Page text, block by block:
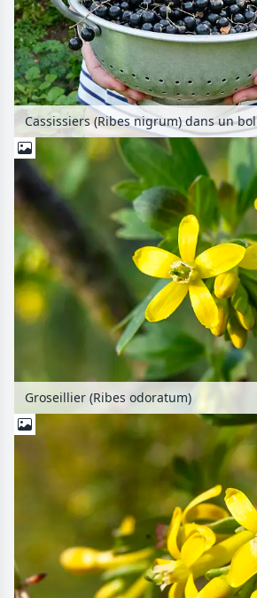
Cassissiers (Ribes nigrum) dans un bol
Groseillier (Ribes odoratum)